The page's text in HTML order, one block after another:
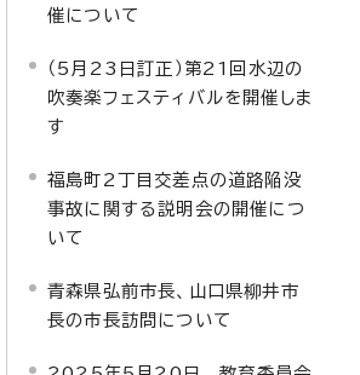
催について
（5月23日訂正）第21回水辺の
吹奏楽フェスティバルを開催しま
す
福島町2丁目交差点の道路陥没
事故に関する説明会の開催につ
いて
青森県弘前市長、山口県柳井市
長の市長訪問について